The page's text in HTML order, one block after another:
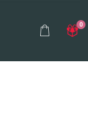
0